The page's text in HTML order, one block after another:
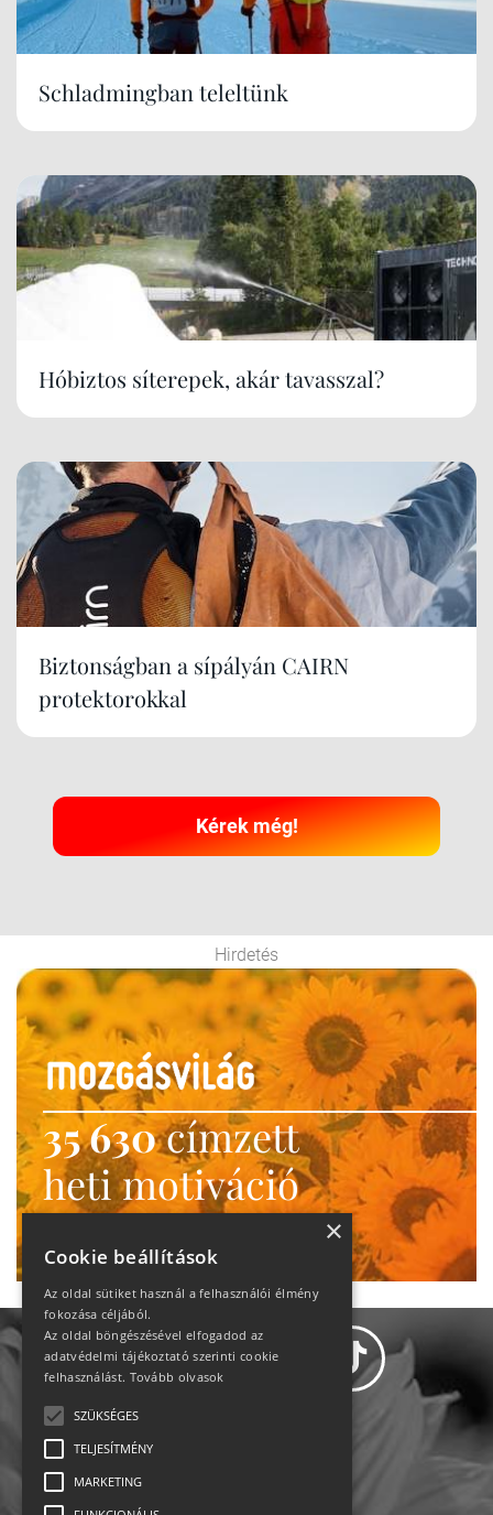
Schladmingban teleltünk
Hóbiztos síterepek, akár tavasszal?
Biztonságban a sípályán CAIRN
protektorokkal
Kérek még!
Hirdetés
35 630címzett
heti motiváció
Ne maradj le!
×
Cookie beállítások
Az oldal sütiket használ a felhasználói élmény
fokozása céljából.
Az oldal böngészésével elfogadod az
adatvédelmi tájékoztató szerinti cookie
felhasználást. Tovább olvasok
SZÜKSÉGES
TELJESÍTMÉNY
MARKETING